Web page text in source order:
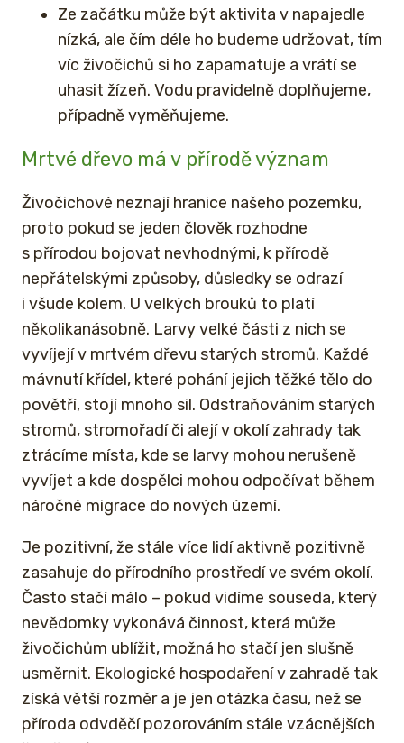
Ze začátku může být aktivita v napajedle
nízká, ale čím déle ho budeme udržovat, tím
víc živočichů si ho zapamatuje a vrátí se
uhasit žízeň. Vodu pravidelně doplňujeme,
případně vyměňujeme.
Mrtvé dřevo má v přírodě význam
Živočichové neznají hranice našeho pozemku,
proto pokud se jeden člověk rozhodne
s přírodou bojovat nevhodnými, k přírodě
nepřátelskými způsoby, důsledky se odrazí
i všude kolem. U velkých brouků to platí
několikanásobně. Larvy velké části z nich se
vyvíjejí v mrtvém dřevu starých stromů. Každé
mávnutí křídel, které pohání jejich těžké tělo do
povětří, stojí mnoho sil. Odstraňováním starých
stromů, stromořadí či alejí v okolí zahrady tak
ztrácíme místa, kde se larvy mohou nerušeně
vyvíjet a kde dospělci mohou odpočívat během
náročné migrace do nových území.
Je pozitivní, že stále více lidí aktivně pozitivně
zasahuje do přírodního prostředí ve svém okolí.
Často stačí málo – pokud vidíme souseda, který
nevědomky vykonává činnost, která může
živočichům ublížit, možná ho stačí jen slušně
usměrnit. Ekologické hospodaření v zahradě tak
získá větší rozměr a je jen otázka času, než se
příroda odvděčí pozorováním stále vzácnějších